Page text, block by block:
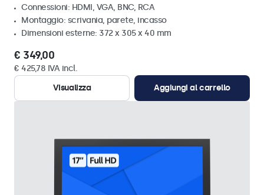
Connessioni: HDMI, VGA, BNC, RCA
Montaggio: scrivania, parete, incasso
Dimensioni esterne: 372 x 305 x 40 mm
€ 349,00
€ 425,78 IVA incl.
Visualizza
Aggiungi al carrello